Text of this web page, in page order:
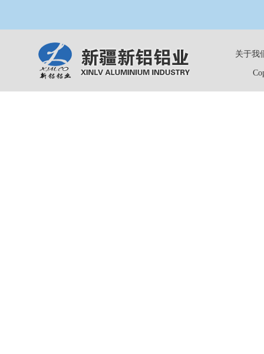
关于我